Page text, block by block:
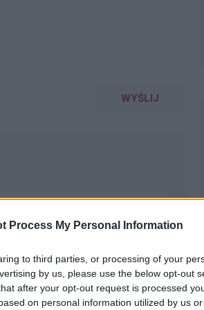
Process My Personal Information
to third parties, or processing of your
by us, please use the below opt-out
after your opt-out request is processed
on personal information utilized by us
WYŚLIJ
lata. Po długich leczeniach
dyskomfort oraz mam
Lekarka chciałaby wykonac u
wykonywany tali zabieg i
informacje